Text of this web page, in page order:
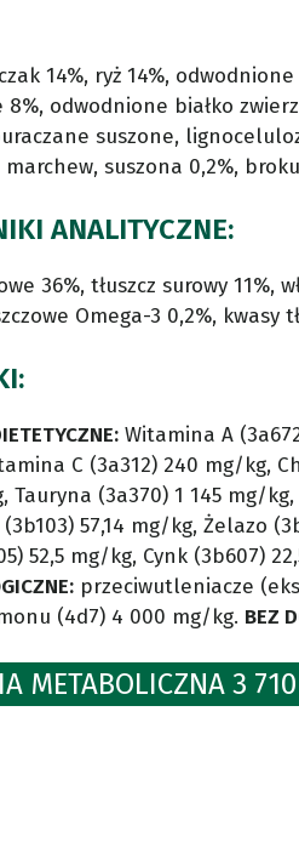
14%, ryż 14%,
8%, odwodnione białko
suszone,
marchew, suszona 0,2%,
ANALITYCZNE:
36%, tłuszcz surowy 11%,
Omega-3 0,2%, kwasy
Witamina A
C (3a312) 240 mg/kg,
Tauryna (3a370) 1 145 mg/
57,14 mg/kg, Żelazo
52,5 mg/kg, Cynk (3b607)
przeciwutleniacze
(4d7) 4 000 mg/kg. BEZ
METABOLICZNA 3